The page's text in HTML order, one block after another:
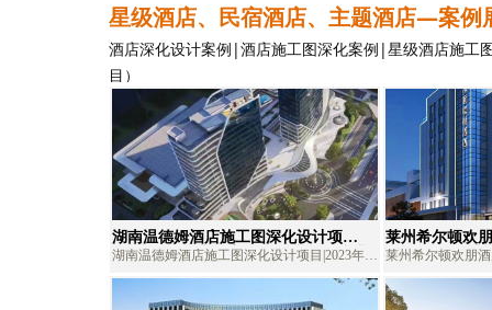
星级酒店、民宿酒店、主题酒店—案例
酒店深化设计案例|酒店施工图深化案例|星级酒店施工
目）
湖南温德姆酒店施工图深化设计项
目|2023年|天非酒店深化设计公司,专业
店施工图外包公司,酒店深化设计公司！
湖南温德姆酒店施工图深化设计项目|2023年|
天非酒店深化设计公司,专业酒店深化公司,酒
店施工图深化公司,酒店施工图外包公司,酒店
莱州希尔顿欢
目|2019年|天
店施工图外包
莱州希尔顿欢朋
年|天非酒店深化
酒店施工图深化